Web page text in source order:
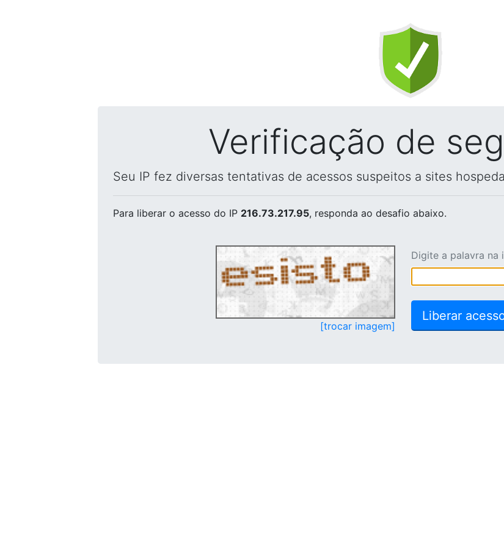
Verificação de
Seu IP fez diversas tentativas de acessos suspeitos a sites
Para liberar o acesso do IP 216.73.217.95, responda ao desafio abaixo.
[trocar imagem]
Digite a palavra na